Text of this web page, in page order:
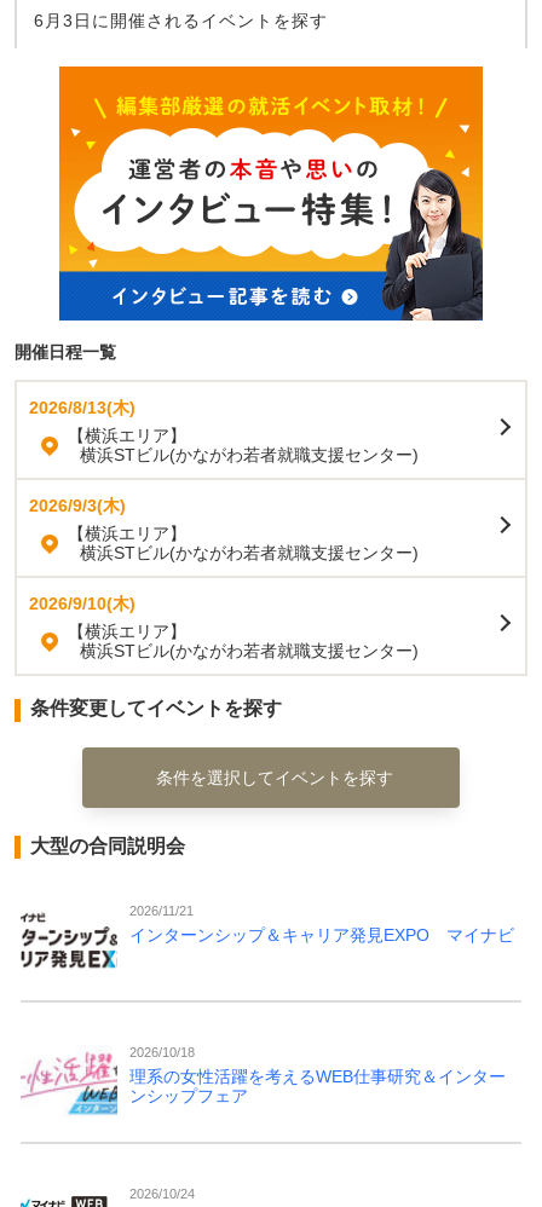
6月3日に開催されるイベントを探す
開催日程一覧
2026/8/13(木)
【横浜エリア】
横浜STビル(かながわ若者就職支援センター)
2026/9/3(木)
【横浜エリア】
横浜STビル(かながわ若者就職支援センター)
2026/9/10(木)
【横浜エリア】
横浜STビル(かながわ若者就職支援センター)
条件変更してイベントを探す
条件を選択してイベントを探す
大型の合同説明会
2026/11/21
インターンシップ＆キャリア発見EXPO マイナビ
2026/10/18
理系の女性活躍を考えるWEB仕事研究＆インター
ンシップフェア
2026/10/24